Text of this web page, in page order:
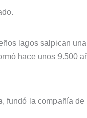
lagos salpican
hace unos 9.500
, fundó la compañía